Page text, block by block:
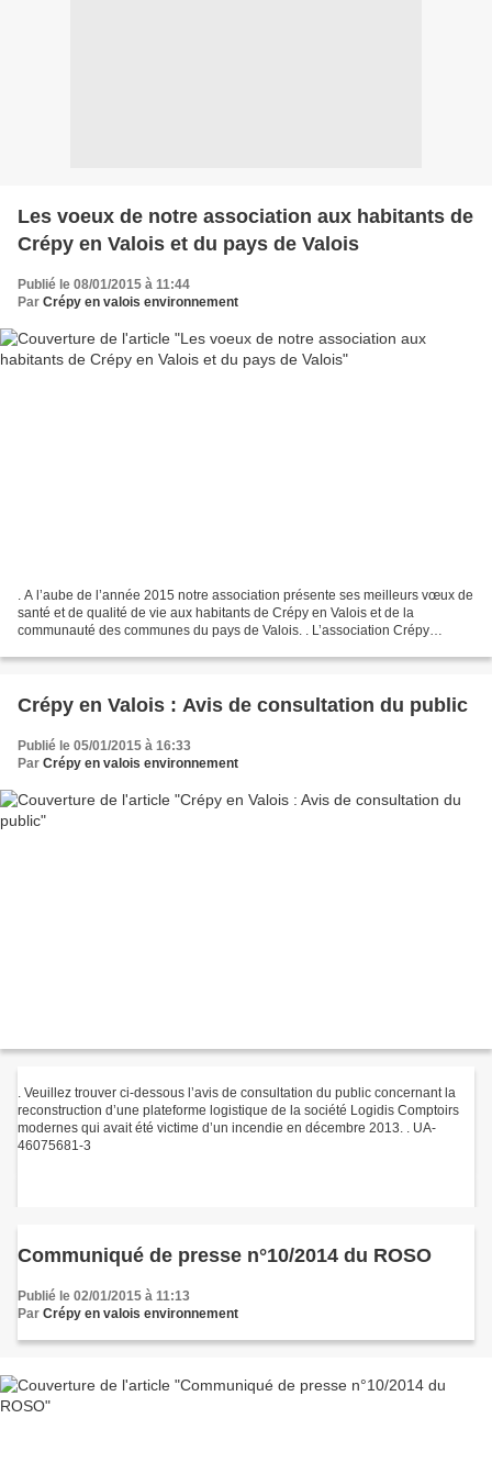
Les voeux de notre association aux habitants de
Crépy en Valois et du pays de Valois
Publié le 08/01/2015 à 11:44
Par Crépy en valois environnement
. A l’aube de l’année 2015 notre association présente ses meilleurs vœux de
santé et de qualité de vie aux habitants de Crépy en Valois et de la
communauté des communes du pays de Valois. . L’association Crépy
Crépy en Valois : Avis de consultation du public
Publié le 05/01/2015 à 16:33
Par Crépy en valois environnement
. Veuillez trouver ci-dessous l’avis de consultation du public concernant la
reconstruction d’une plateforme logistique de la société Logidis Comptoirs
modernes qui avait été victime d’un incendie en décembre 2013. . UA-
46075681-3
Communiqué de presse n°10/2014 du ROSO
Publié le 02/01/2015 à 11:13
Par Crépy en valois environnement